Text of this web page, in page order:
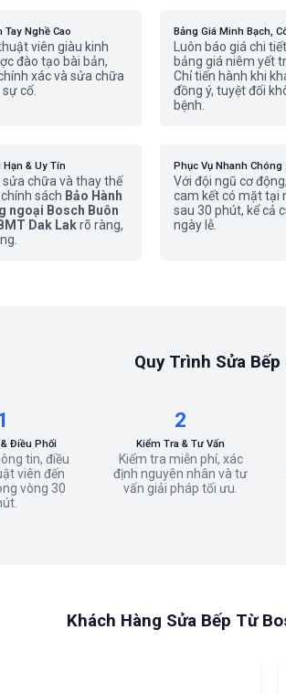
Tay Nghề Cao
viên giàu kinh
đào tạo bài bản,
xác và sửa chữa
cố.
Bảng Giá Minh Bạch,
Luôn báo giá chi
bảng giá niêm yết
Chỉ tiến hành khi
đồng ý, tuyệt đối
bệnh.
Hạn & Uy Tín
sửa chữa và thay thế
sách Bảo Hành
ngoại Bosch Buôn
Dak Lakrõ ràng,
Phục Vụ Nhanh Chóng
Với đội ngũ cơ
cam kết có mặt tại
sau 30 phút, kể cả
ngày lễ.
Quy Trình Sửa
Điều Phối
tin, điều
viên đến
vòng 30
2
Kiểm Tra & Tư Vấn
Kiểm tra miễn phí, xác
định nguyên nhân và tư
vấn giải pháp tối ưu.
Khách Hàng Sửa Bếp Từ